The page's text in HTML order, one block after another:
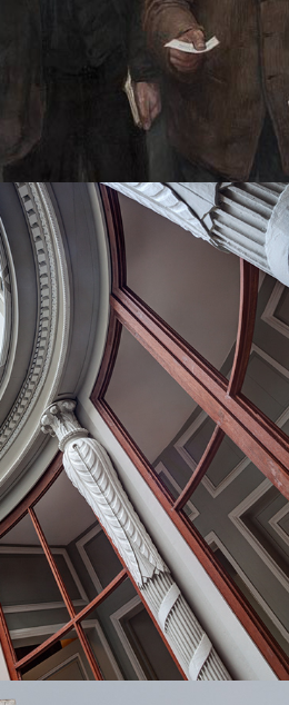
L'ARMATEUR